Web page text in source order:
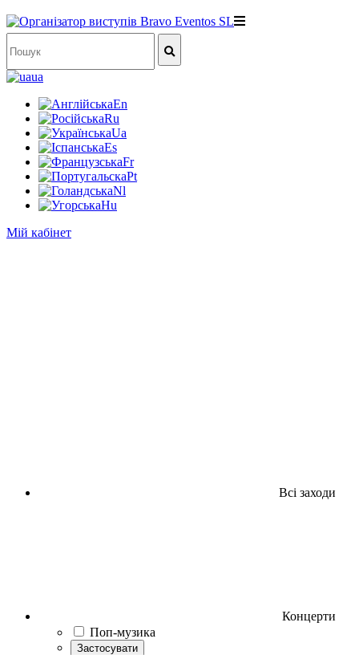
ua
En
Ru
Ua
Es
Fr
Pt
Nl
Hu
Мій кабінет
Всі заходи
Концерти
Поп-музика
Застосувати